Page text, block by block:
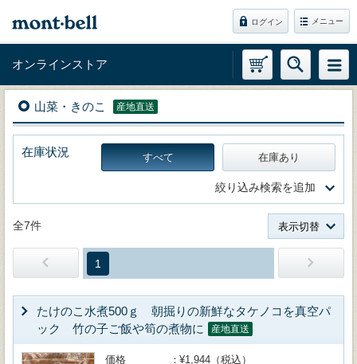
ログイン メニュー
オンラインストア
山菜・きのこ 産地直送
在庫状況 すべて 在庫あり
絞り込み検索を追加
全7件 表示切替
1
たけのこ水煮500ｇ 朝掘りの新鮮なタケノコを真空パ
ック 竹の子ご飯や筍の煮物に
産地直送
価格
¥1,944（税込）